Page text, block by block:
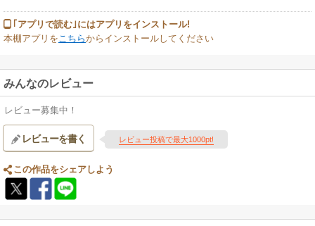
｢アプリで読む｣にはアプリをインストール!
本棚アプリをこちらからインストールしてください
みんなのレビュー
レビュー募集中！
レビューを書く レビュー投稿で最大1000pt!
この作品をシェアしよう